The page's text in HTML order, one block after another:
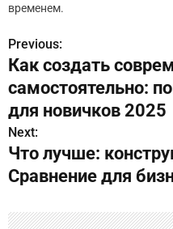
временем.
Н
а
в
и
г
Previous:
Как создать
самостоятельно:
для новичков 2025
Next:
Что лучше:
Сравнение для